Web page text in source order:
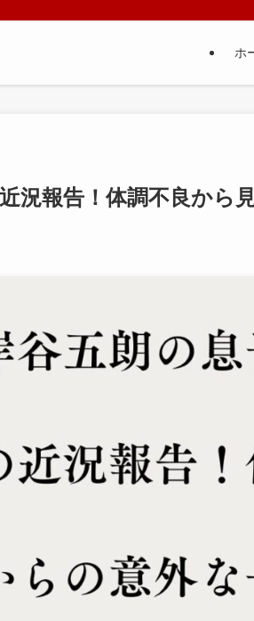
ホ
況報告！体調不良から